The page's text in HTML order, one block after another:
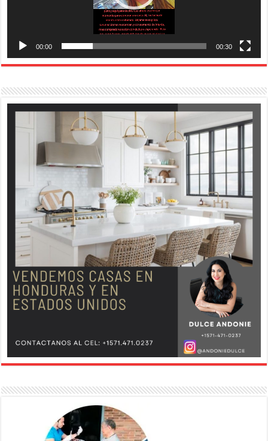
00:00 00:30